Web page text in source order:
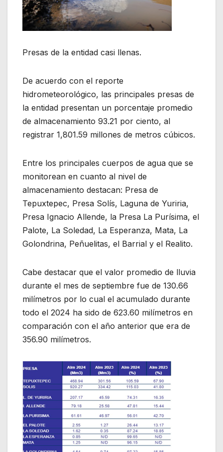
Presas de la entidad casi llenas.
De acuerdo con el reporte
hidrometeorológico, las principales presas de
la entidad presentan un porcentaje promedio
de almacenamiento 93.21 por ciento, al
registrar 1,801.59 millones de metros cúbicos.
Entre los principales cuerpos de agua que se
monitorean en cuanto al nivel de
almacenamiento destacan: Presa de
Tepuxtepec, Presa Solís, Laguna de Yuriria,
Presa Ignacio Allende, la Presa La Purísima, el
Palote, La Soledad, La Esperanza, Mata, La
Golondrina, Peñuelitas, el Barrial y el Realito.
Cabe destacar que el valor promedio de lluvia
durante el mes de septiembre fue de 130.66
milímetros por lo cual el acumulado durante
todo el 2024 ha sido de 623.60 milímetros en
comparación con el año anterior que era de
356.90 milímetros.